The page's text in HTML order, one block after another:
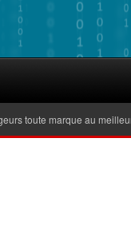
toute marque au meilleur